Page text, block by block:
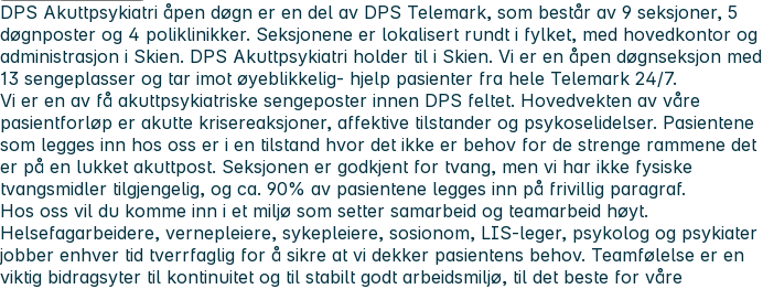
DPS Akuttpsykiatri åpen døgn er en del av DPS Telemark, som består av 9 seksjoner, 5
døgnposter og 4 poliklinikker. Seksjonene er lokalisert rundt i fylket, med hovedkontor og
administrasjon i Skien. DPS Akuttpsykiatri holder til i Skien. Vi er en åpen døgnseksjon med
13 sengeplasser og tar imot øyeblikkelig- hjelp pasienter fra hele Telemark 24/7.
Vi er en av få akuttpsykiatriske sengeposter innen DPS feltet. Hovedvekten av våre
pasientforløp er akutte krisereaksjoner, affektive tilstander og psykoselidelser. Pasientene
som legges inn hos oss er i en tilstand hvor det ikke er behov for de strenge rammene det
er på en lukket akuttpost. Seksjonen er godkjent for tvang, men vi har ikke fysiske
tvangsmidler tilgjengelig, og ca. 90% av pasientene legges inn på frivillig paragraf.
Hos oss vil du komme inn i et miljø som setter samarbeid og teamarbeid høyt.
Helsefagarbeidere, vernepleiere, sykepleiere, sosionom, LIS-leger, psykolog og psykiater
jobber enhver tid tverrfaglig for å sikre at vi dekker pasientens behov. Teamfølelse er en
viktig bidragsyter til kontinuitet og til stabilt godt arbeidsmiljø, til det beste for våre